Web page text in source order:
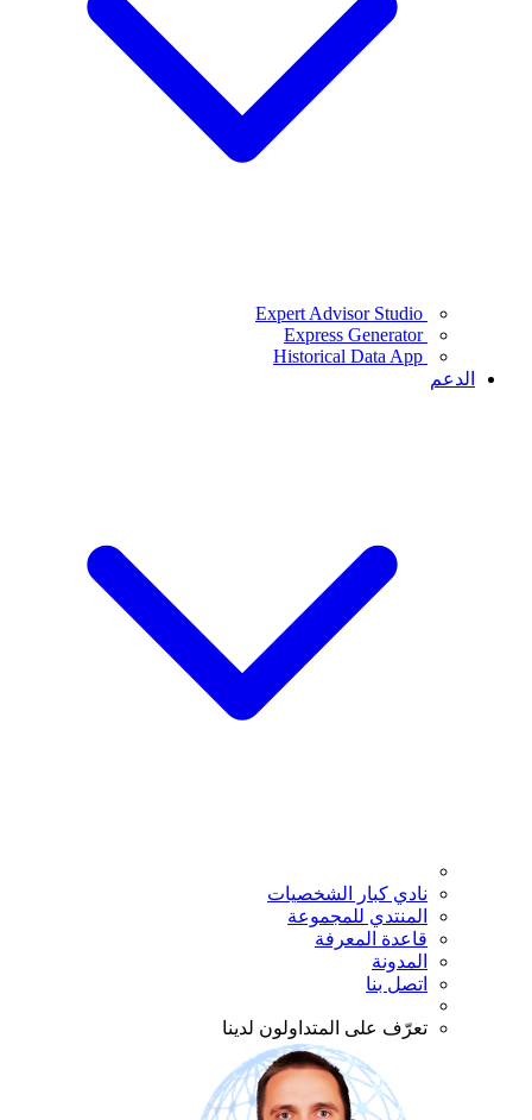
Expert Advisor Studio
Express Generator
Historical Data App
الدعم
نادي كبار الشخصيات
المنتدي للمجموعة
قاعدة المعرفة
المدونة
اتصل بنا
تعرّف على المتداولون لدينا